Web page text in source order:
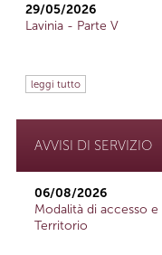
29/05/2026
Lavinia - Parte V
leggi tutto
AVVISI DI SERVIZIO
06/08/2026
Modalità di accesso
Territorio